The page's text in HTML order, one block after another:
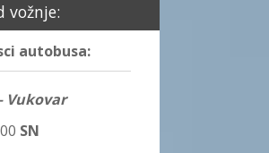
vožnje:
autobusa:
Vukovar
SN